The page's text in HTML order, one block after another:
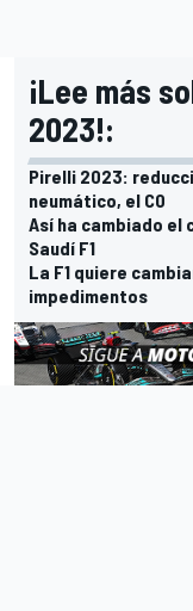
¡Lee más
2023!:
Pirelli 2023:
neumático, el C0
Así ha cambiado el
Saudí F1
La F1 quiere
impedimentos